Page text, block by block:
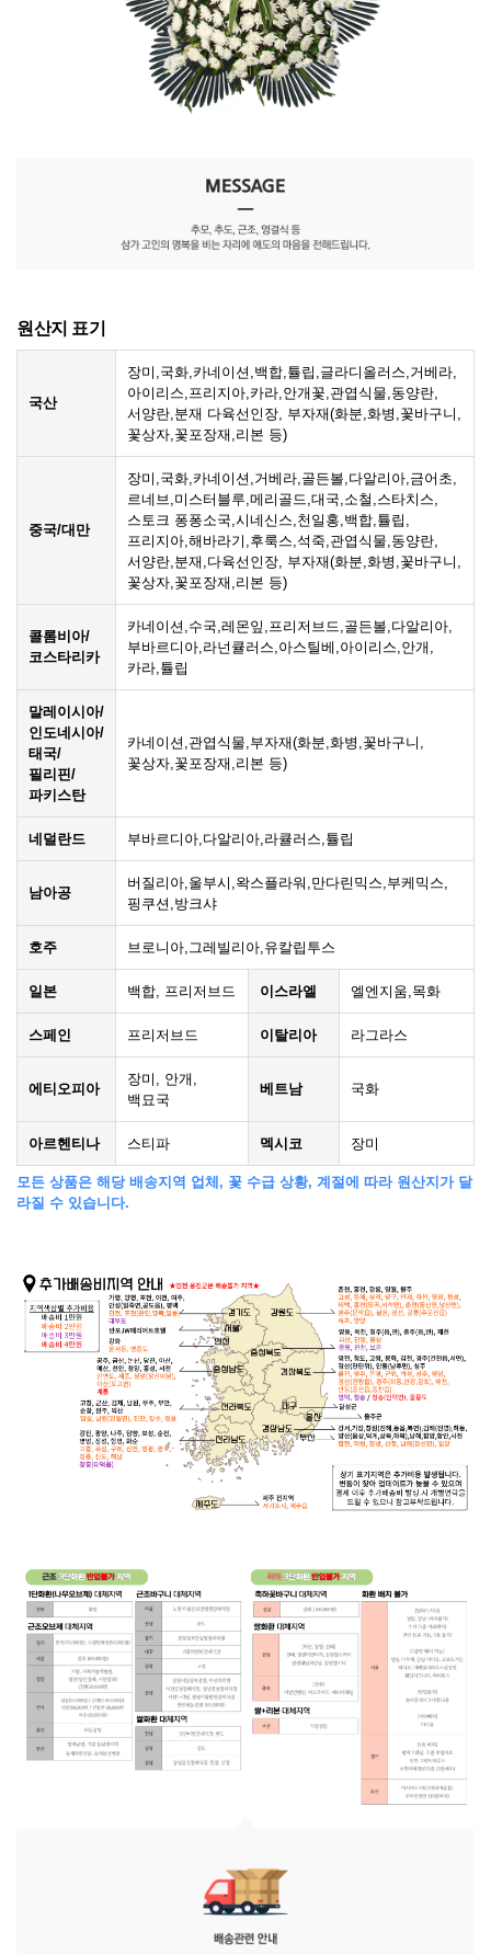
원산지 표기
국산
장미,국화,카네이션,백합,튤립,글라디올러스,거베라,
아이리스,프리지아,카라,안개꽃,관엽식물,동양란,
서양란,분재 다육선인장, 부자재(화분,화병,꽃바구니,
꽃상자,꽃포장재,리본 등)
중국/대만
장미,국화,카네이션,거베라,골든볼,다알리아,금어초,
르네브,미스터블루,메리골드,대국,소철,스타치스,
스토크 퐁퐁소국,시네신스,천일홍,백합,튤립,
프리지아,해바라기,후룩스,석죽,관엽식물,동양란,
서양란,분재,다육선인장, 부자재(화분,화병,꽃바구니,
꽃상자,꽃포장재,리본 등)
콜롬비아/
코스타리카
카네이션,수국,레몬잎,프리저브드,골든볼,다알리아,
부바르디아,라넌큘러스,아스틸베,아이리스,안개,
카라,튤립
말레이시아/
인도네시아/
태국/
필리핀/
파키스탄
카네이션,관엽식물,부자재(화분,화병,꽃바구니,
꽃상자,꽃포장재,리본 등)
네덜란드 부바르디아,다알리아,라큘러스,튤립
남아공
버질리아,울부시,왁스플라워,만다린믹스,부케믹스,
핑쿠션,방크샤
호주 브로니아,그레빌리아,유칼립투스
일본 백합, 프리저브드 이스라엘 엘엔지움,목화
스페인 프리저브드 이탈리아 라그라스
에티오피아
장미, 안개,
백묘국
베트남 국화
아르헨티나 스티파 멕시코 장미
모든 상품은 해당 배송지역 업체, 꽃 수급 상황, 계절에 따라 원산지가 달
라질 수 있습니다.